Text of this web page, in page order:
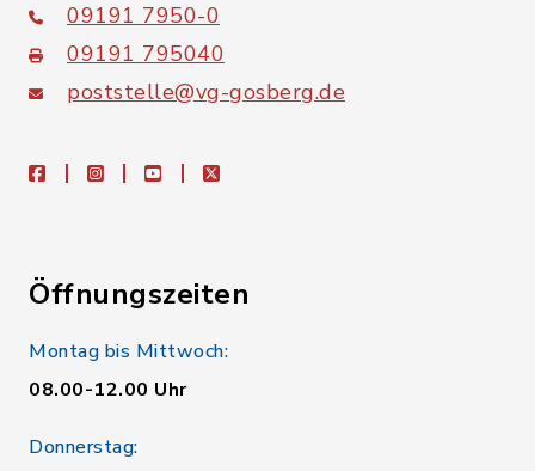
09191 7950-0
09191 795040
poststelle@vg-gosberg.de
facebookinstagramyoutubeX
Öffnungszeiten
Montag bis Mittwoch:
08.00-12.00 Uhr
Donnerstag: